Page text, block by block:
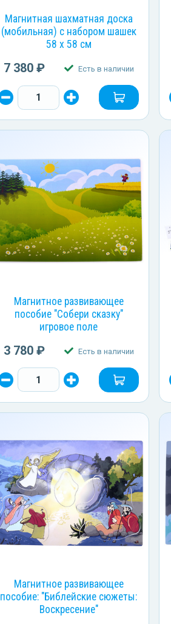
Магнитная шахматная доска
(мобильная) с набором шашек
58 х 58 см
7 380 ₽ Есть в наличии
Магнитное развивающее
пособие "Собери сказку"
игровое поле
3 780 ₽ Есть в наличии
Магнитное развивающее
пособие: "Библейские сюжеты:
Воскресение"